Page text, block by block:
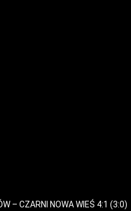
– CZARNI NOWA WIEŚ 4:1 (3:0)